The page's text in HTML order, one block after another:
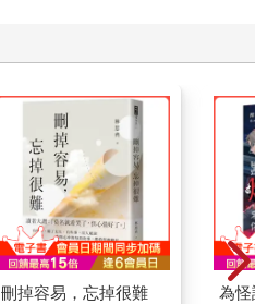
刪掉容易，忘掉很難 為怪